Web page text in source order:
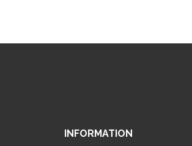
INFORMATION